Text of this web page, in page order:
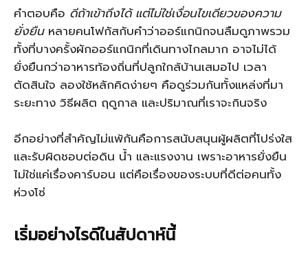
คำตอบคือ ดีถ้าเข้าถึงได้ แต่ไม่ใช่เงื่อนไขเดียวของความ
ยั่งยืนหลายคนโฟกัสกับคำว่าออร์แกนิกจนลืมดูภาพรวม
ทั้งที่บางครั้งผักออร์แกนิกที่เดินทางไกลมาก อาจไม่ได้
ยั่งยืนกว่าอาหารท้องถิ่นที่ปลูกใกล้บ้านเสมอไป เวลา
ตัดสินใจ ลองใช้หลักคิดง่ายๆ คือดูร่วมกันทั้งแหล่งที่มา
ระยะทาง วิธีผลิต ฤดูกาล และปริมาณที่เราจะกินจริง
อีกอย่างที่สำคัญไม่แพ้กันคือการสนับสนุนผู้ผลิตที่โปร่งใส
และรับผิดชอบต่อดิน น้ำ และแรงงาน เพราะอาหารยั่งยืน
ไม่ใช่แค่เรื่องคาร์บอน แต่คือเรื่องของระบบที่ดีต่อคนทั้ง
ห่วงโซ่
เริ่มอย่างไรดีในสัปดาห์นี้